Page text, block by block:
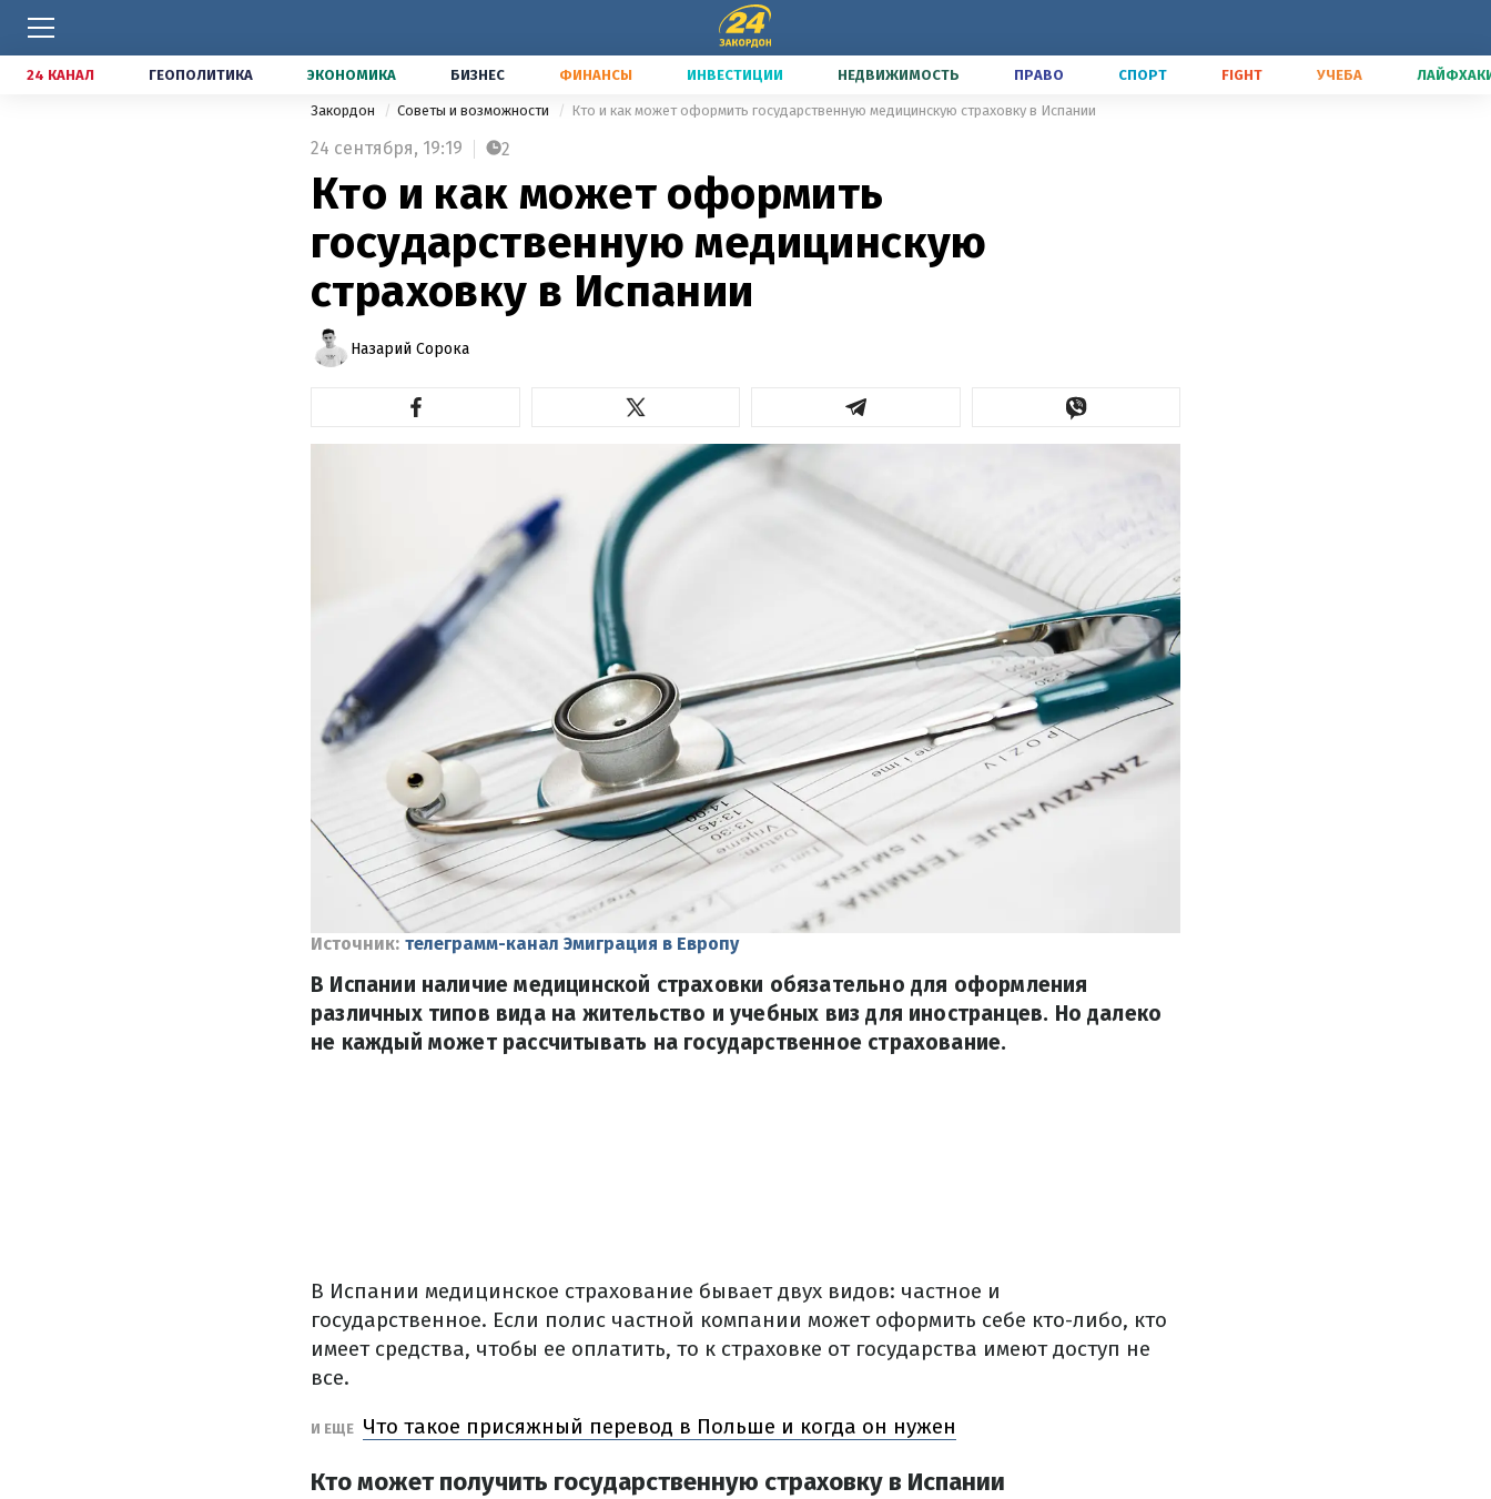
24 КАНАЛ ГЕОПОЛИТИКА ЭКОНОМИКА БИЗНЕС ФИНАНСЫ ИНВЕСТИЦИИ НЕДВИЖИМОСТЬ ПРАВО СПОРТ FIGHT УЧЕБА
Закордон Советы и возможности Кто и как может оформить государственную медицинскую страховку в Испании
24 сентября, 19:19 2
Кто и как может оформить
государственную медицинскую
страховку в Испании
Назарий Сорока
Источник: телеграмм-канал Эмиграция в Европу
В Испании наличие медицинской страховки обязательно для оформления
различных типов вида на жительство и учебных виз для иностранцев. Но далеко
не каждый может рассчитывать на государственное страхование.
В Испании медицинское страхование бывает двух видов: частное и
государственное. Если полис частной компании может оформить себе кто-либо, кто
имеет средства, чтобы ее оплатить, то к страховке от государства имеют доступ не
все.
И ЕЩЕ Что такое присяжный перевод в Польше и когда он нужен
Кто может получить государственную страховку в Испании